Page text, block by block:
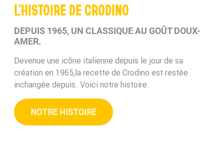
L’HISTOIRE DE CRODINO
DEPUIS 1965, UN CLASSIQUE AU GOÛT DOUX-
AMER.
Devenue une icône italienne depuis le jour de sa
création en 1965,la recette de Crodino est restée
inchangée depuis. Voici notre histoire.
NOTRE HISTOIRE